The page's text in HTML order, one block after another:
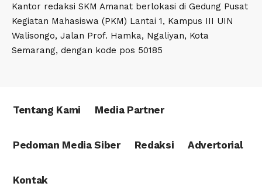
Kantor redaksi SKM Amanat berlokasi di Gedung Pusat
Kegiatan Mahasiswa (PKM) Lantai 1, Kampus III UIN
Walisongo, Jalan Prof. Hamka, Ngaliyan, Kota
Semarang, dengan kode pos 50185
Tentang Kami Media Partner
Pedoman Media Siber Redaksi Advertorial
Kontak